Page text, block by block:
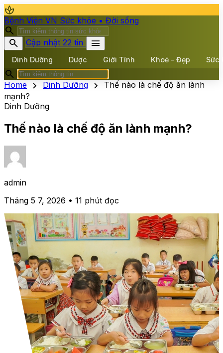
spa
Bệnh Viện VN Sức khỏe • Đời sống
search
search
Cập nhật 22 tin menu
Dinh Dưỡng Dược Giới Tính Khoẻ – Đẹp Sức
search
Home chevron_right Dinh Dưỡng chevron_right
Thế nào là chế độ ăn lành
mạnh?
Dinh Dưỡng
Thế nào là chế độ ăn lành mạnh?
admin
Tháng 5 7, 2026 • 11 phút đọc